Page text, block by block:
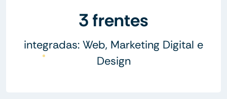
3 frentes
integradas: Web, Marketing Digital e
Design